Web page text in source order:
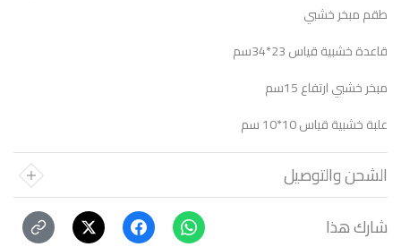
طقم مبخر خشبي
قاعدة خشبية قياس 23*34سم
مبخر خشبي ارتفاع 15سم
علبة خشبية قياس 10*10 سم
الشحن والتوصيل
شارك هذا